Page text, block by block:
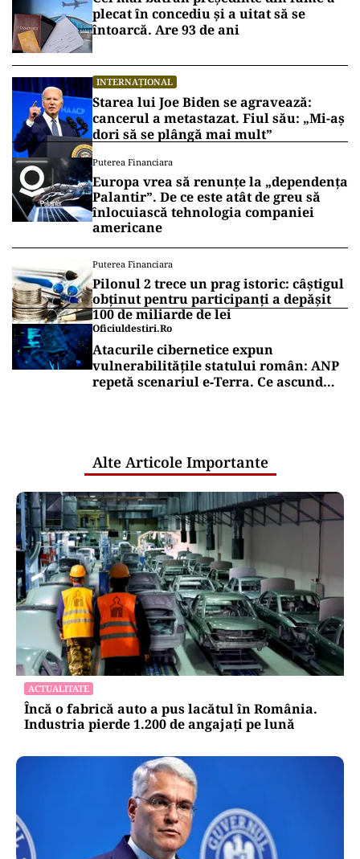
plecat în concediu și a uitat să se
întoarcă. Are 93 de ani
INTERNAȚIONAL
Starea lui Joe Biden se agravează:
cancerul a metastazat. Fiul său: „Mi-aș
dori să se plângă mai mult”
Puterea Financiara
Europa vrea să renunțe la „dependența
Palantir”. De ce este atât de greu să
înlocuiască tehnologia companiei
americane
Puterea Financiara
Pilonul 2 trece un prag istoric: câștigul
obținut pentru participanți a depășit
100 de miliarde de lei
Oficiuldestiri.ro
Atacurile cibernetice expun
vulnerabilitățile statului român: ANP
repetă scenariul e‑Terra. Ce ascund
Alte Articole Importante
ACTUALITATE
Încă o fabrică auto a pus lacătul în România.
Industria pierde 1.200 de angajați pe lună